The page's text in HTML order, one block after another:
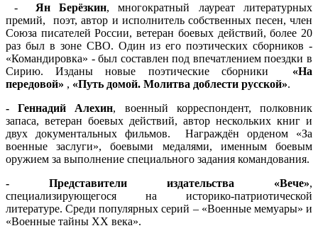
- Ян Берёзкин, многократный лауреат литературных
премий, поэт, автор и исполнитель собственных песен, член
Союза писателей России, ветеран боевых действий, более 20
раз был в зоне СВО. Один из его поэтических сборников -
«Командировка» - был составлен под впечатлением поездки в
Сирию. Изданы новые поэтические сборники «На
передовой» , «Путь домой. Молитва доблести русской».
- Геннадий Алехин, военный корреспондент, полковник
запаса, ветеран боевых действий, автор нескольких книг и
двух документальных фильмов. Награждён орденом «За
военные заслуги», боевыми медалями, именным боевым
оружием за выполнение специального задания командования.
- Представители издательства «Вече»,
специализирующегося на историко-патриотической
литературе. Среди популярных серий – «Военные мемуары» и
«Военные тайны XX века».